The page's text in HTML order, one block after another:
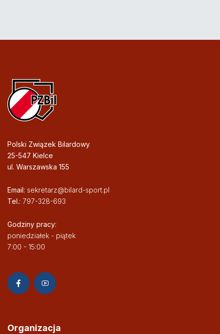
Polski Związek Bilardowy
25-547 Kielce
ul. Warszawska 155
Email: sekretarz@bilard-sport.pl
Tel.: 797-328-693
Godziny pracy:
poniedziałek - piątek
7:00 - 15:00
Organizacja